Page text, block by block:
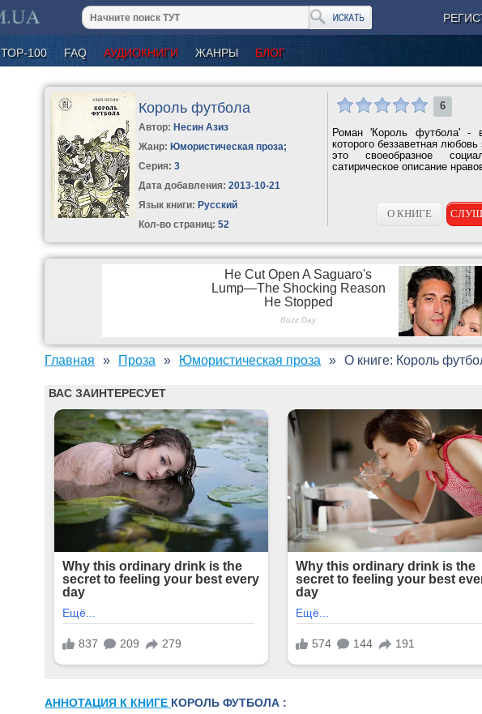
ТОР-100 FAQ АУДИОКНИГИ ЖАНРЫ БЛОГ
Король футбола
Автор: Несин Азиз
Жанр: Юмористическая проза;
Серия:3
Дата добавления: 2013-10-21
Язык книги: Русский
Кол-во страниц: 52
6
Роман 'Король футбола' -
которого беззаветная
это своеобразное
сатирическое описание
О КНИГЕ
Главная Проза Юмористическая проза О книге: Король
АННОТАЦИЯ К КНИГЕ КОРОЛЬ ФУТБОЛА :